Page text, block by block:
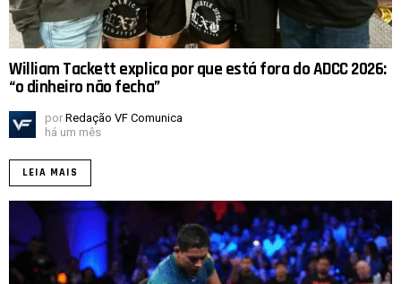
William Tackett explica por que está fora do ADCC 2026:
“o dinheiro não fecha”
por Redação VF Comunica
há um mês
LEIA MAIS